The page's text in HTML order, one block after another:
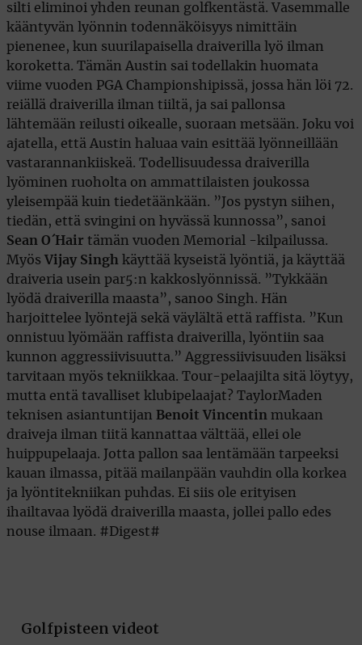
silti eliminoi yhden reunan golfkentästä. Vasemmalle
kääntyvän lyönnin todennäköisyys nimittäin
pienenee, kun suurilapaisella draiverilla lyö ilman
koroketta. Tämän Austin sai todellakin huomata
viime vuoden PGA Championshipissä, jossa hän löi 72.
reiällä draiverilla ilman tiiltä, ja sai pallonsa
lähtemään reilusti oikealle, suoraan metsään. Joku voi
ajatella, että Austin haluaa vain esittää lyönneillään
vastarannankiiskeä. Todellisuudessa draiverilla
lyöminen ruoholta on ammattilaisten joukossa
yleisempää kuin tiedetäänkään. ”Jos pystyn siihen,
tiedän, että svingini on hyvässä kunnossa”, sanoi
Sean O´Hair tämän vuoden Memorial -kilpailussa.
Myös Vijay Singh käyttää kyseistä lyöntiä, ja käyttää
draiveria usein par5:n kakkoslyönnissä. ”Tykkään
lyödä draiverilla maasta”, sanoo Singh. Hän
harjoittelee lyöntejä sekä väylältä että raffista. ”Kun
onnistuu lyömään raffista draiverilla, lyöntiin saa
kunnon aggressiivisuutta.” Aggressiivisuuden lisäksi
tarvitaan myös tekniikkaa. Tour-pelaajilta sitä löytyy,
mutta entä tavalliset klubipelaajat? TaylorMaden
teknisen asiantuntijan
Benoit Vincentin mukaan
draiveja ilman tiitä kannattaa välttää, ellei ole
huippupelaaja. Jotta pallon saa lentämään tarpeeksi
kauan ilmassa, pitää mailanpään vauhdin olla korkea
ja lyöntitekniikan puhdas. Ei siis ole erityisen
ihailtavaa lyödä draiverilla maasta, jollei pallo edes
nouse ilmaan. #Digest#